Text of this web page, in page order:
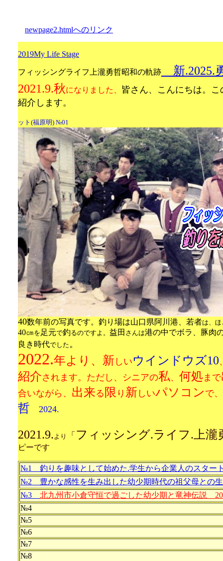
2019My Life Stage
フィッシングライフ上瀧勇哲昭和の軌跡
新.2025.
2021.9.秋になりました、
皆さん、こんにちは。
紹介します。
ット(福原明) №01
40数年前の写真です。釣り場は山口県阿川港、若者は、
40㎝を 足元で釣るのですよ。 益田 さんは港の中でボラ、豚肉
良き時代でした。
2022.年より、新 しいウインドウズ10
紹介されます。ただし、シニアの私、 何処まで
合いながら、 出来る 限 り 新 しいパソコン で、
哲 2024.
2021.9.より 「 フィッシング.ライフ.上瀧
ピーです
№1 釣りを趣味として始めた.学生から企業人のスタ
№2 豊かな感性を生み出した幼少期時代の祖父母と
№3 北九州市小倉守恒で過ごした幼少期と竜神伝説
№4
№5
№6
№7
№8
newpage2.htmlへのリンク